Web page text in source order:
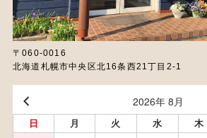
〒060-0016
北海道札幌市中央区北16条西21丁目2-1
2026年 8月
日 月 火 水 木